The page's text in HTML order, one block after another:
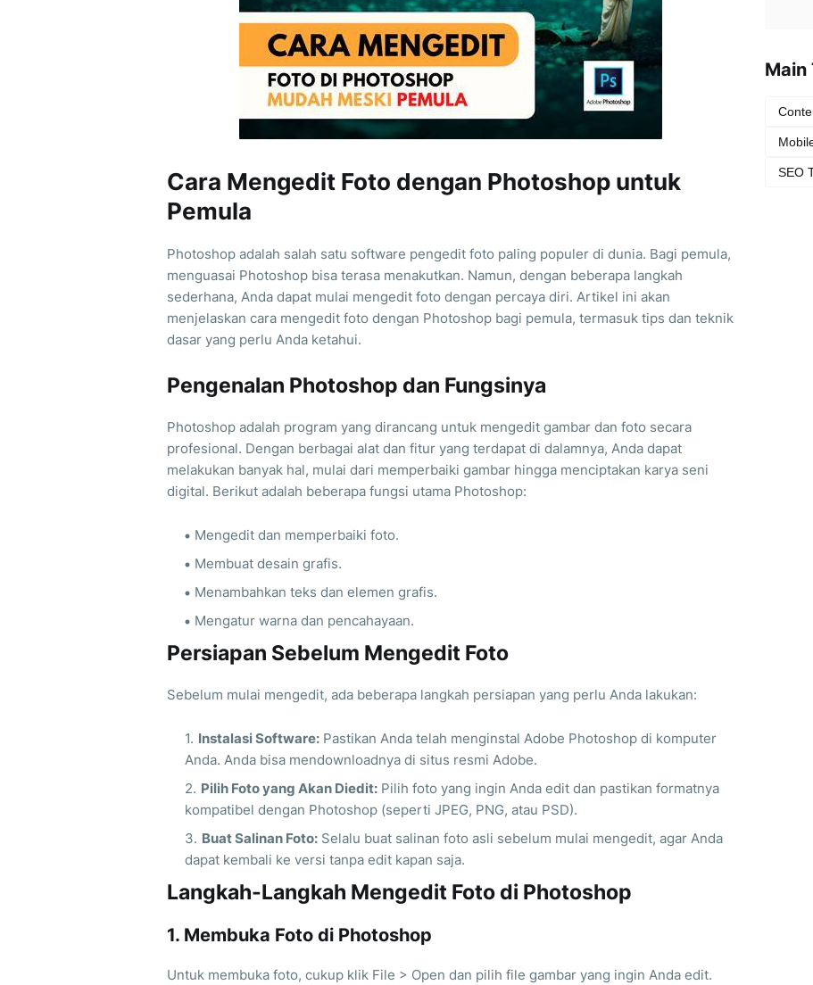
Cara Mengedit Foto dengan Photoshop untuk
Pemula
Photoshop adalah salah satu software pengedit foto paling populer di dunia. Bagi pemula,
menguasai Photoshop bisa terasa menakutkan. Namun, dengan beberapa langkah
sederhana, Anda dapat mulai mengedit foto dengan percaya diri. Artikel ini akan
menjelaskan cara mengedit foto dengan Photoshop bagi pemula, termasuk tips dan teknik
dasar yang perlu Anda ketahui.
Pengenalan Photoshop dan Fungsinya
Photoshop adalah program yang dirancang untuk mengedit gambar dan foto secara
profesional. Dengan berbagai alat dan fitur yang terdapat di dalamnya, Anda dapat
melakukan banyak hal, mulai dari memperbaiki gambar hingga menciptakan karya seni
digital. Berikut adalah beberapa fungsi utama Photoshop:
Mengedit dan memperbaiki foto.
Membuat desain grafis.
Menambahkan teks dan elemen grafis.
Mengatur warna dan pencahayaan.
Persiapan Sebelum Mengedit Foto
Sebelum mulai mengedit, ada beberapa langkah persiapan yang perlu Anda lakukan:
Instalasi Software: Pastikan Anda telah menginstal Adobe Photoshop di komputer
Anda. Anda bisa mendownloadnya di situs resmi Adobe.
Pilih Foto yang Akan Diedit: Pilih foto yang ingin Anda edit dan pastikan formatnya
kompatibel dengan Photoshop (seperti JPEG, PNG, atau PSD).
Buat Salinan Foto: Selalu buat salinan foto asli sebelum mulai mengedit, agar Anda
dapat kembali ke versi tanpa edit kapan saja.
Langkah-Langkah Mengedit Foto di Photoshop
1. Membuka Foto di Photoshop
Untuk membuka foto, cukup klik File > Open dan pilih file gambar yang ingin Anda edit.
Main
SEO